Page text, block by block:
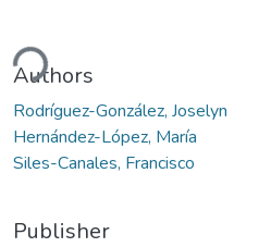
Authors
Rodríguez-González, Joselyn
Hernández-López, María
Siles-Canales, Francisco
Publisher